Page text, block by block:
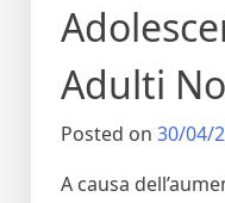
Adulti
Posted on 30/04/
A causa